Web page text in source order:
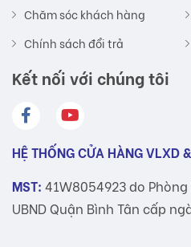
Chăm sóc khách hàng
Chính sách đổi trả
Kết nối với chúng tôi
HỆ THỐNG CỬA HÀNG VLXD
MST: 41W8054923 do
UBND Quận Bình Tân cấp